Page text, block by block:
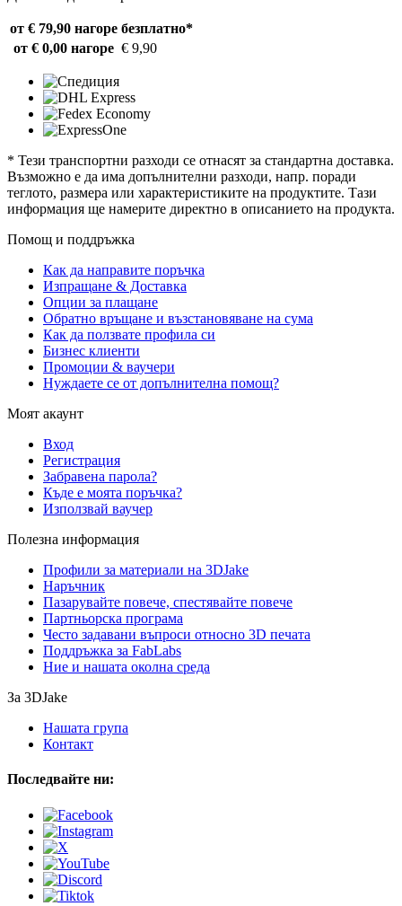
от € 79,90 нагоре безплатно*
от € 0,00 нагоре € 9,90
* Тези транспортни разходи се отнасят за стандартна доставка.
Възможно е да има допълнителни разходи, напр. поради
теглото, размера или характеристиките на продуктите. Тази
информация ще намерите директно в описанието на продукта.
Помощ и поддръжка
Как да направите поръчка
Изпращане & Доставка
Опции за плащане
Обратно връщане и възстановяване на сума
Как да ползвате профила си
Бизнес клиенти
Промоции & ваучери
Нуждаете се от допълнителна помощ?
Моят акаунт
Вход
Регистрация
Забравена парола?
Къде е моята поръчка?
Използвай ваучер
Полезна информация
Профили за материали на 3DJake
Наръчник
Пазарувайте повече, спестявайте повече
Партньорска програма
Често задавани въпроси относно 3D печата
Поддръжка за FabLabs
Ние и нашата околна среда
За 3DJake
Нашата група
Контакт
Последвайте ни: